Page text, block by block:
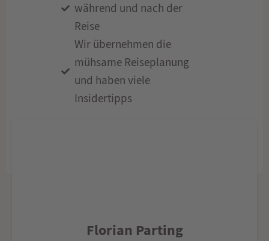
während und nach der
Reise
Wir übernehmen die
mühsame Reiseplanung
und haben viele
Insidertipps
Florian Parting